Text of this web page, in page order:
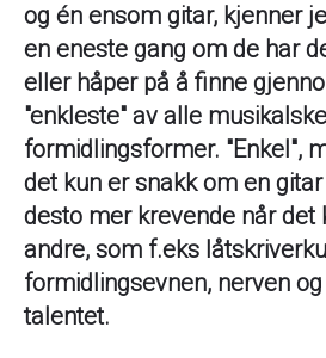
og én ensom gitar, kjenner
en eneste gang om de har
eller håper på å finne
"enkleste" av alle musikalske
formidlingsformer. "Enkel",
det kun er snakk om en
desto mer krevende når
andre, som f.eks
formidlingsevnen, nerven
talentet.